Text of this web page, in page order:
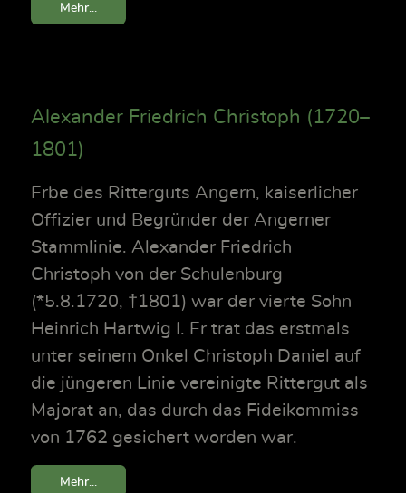
Mehr...
Alexander Friedrich Christoph (1720–
1801)
Erbe des Ritterguts Angern, kaiserlicher
Offizier und Begründer der Angerner
Stammlinie. Alexander Friedrich
Christoph von der Schulenburg
(*5.8.1720, †1801) war der vierte Sohn
Heinrich Hartwig I. Er trat das erstmals
unter seinem Onkel Christoph Daniel auf
die jüngeren Linie vereinigte Rittergut als
Majorat an, das durch das Fideikommiss
von 1762 gesichert worden war.
Mehr...